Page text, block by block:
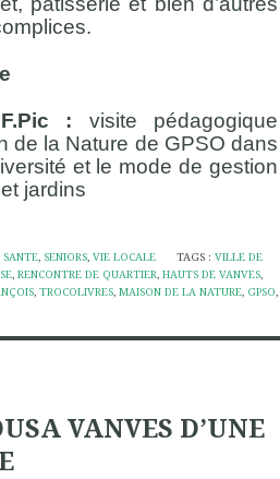
: visite pédagogique
de la Nature de GPSO dans
et le mode de gestion
jardins
SANTE, SENIORS, VIE LOCALE TAGS :VILLE DE
, RENCONTRE DE QUARTIER, HAUTS DE VANVES,
, TROCOLIVRES, MAISON DE LA NATURE, GPSO,
VANVES D’UNE